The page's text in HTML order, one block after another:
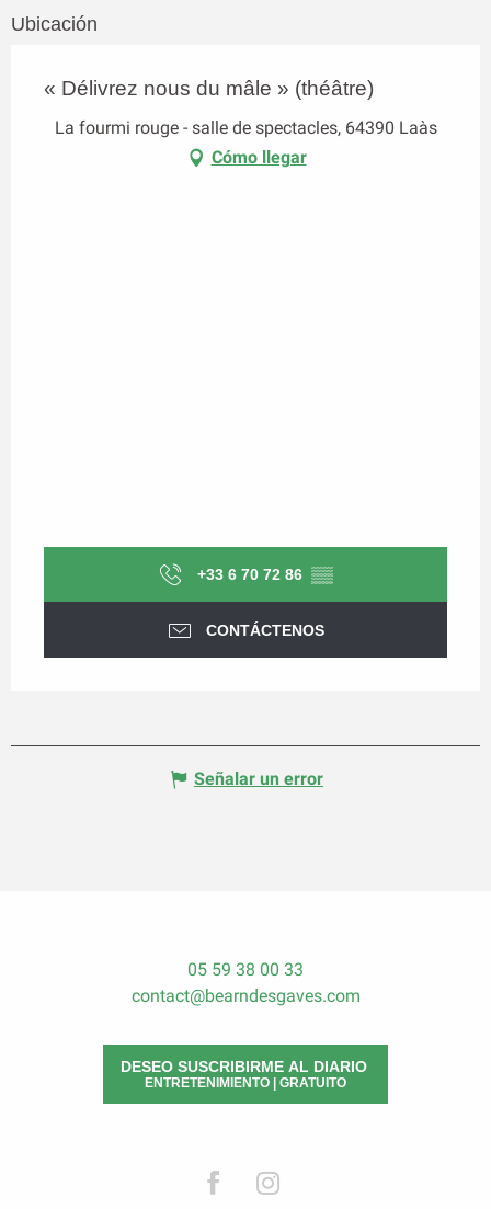
Ubicación
« Délivrez nous du mâle » (théâtre)
La fourmi rouge - salle de spectacles, 64390 Laàs
Cómo llegar
+33 6 70 72 86 ▒▒
CONTÁCTENOS
Señalar un error
05 59 38 00 33
contact@bearndesgaves.com
DESEO SUSCRIBIRME AL DIARIO
ENTRETENIMIENTO | GRATUITO